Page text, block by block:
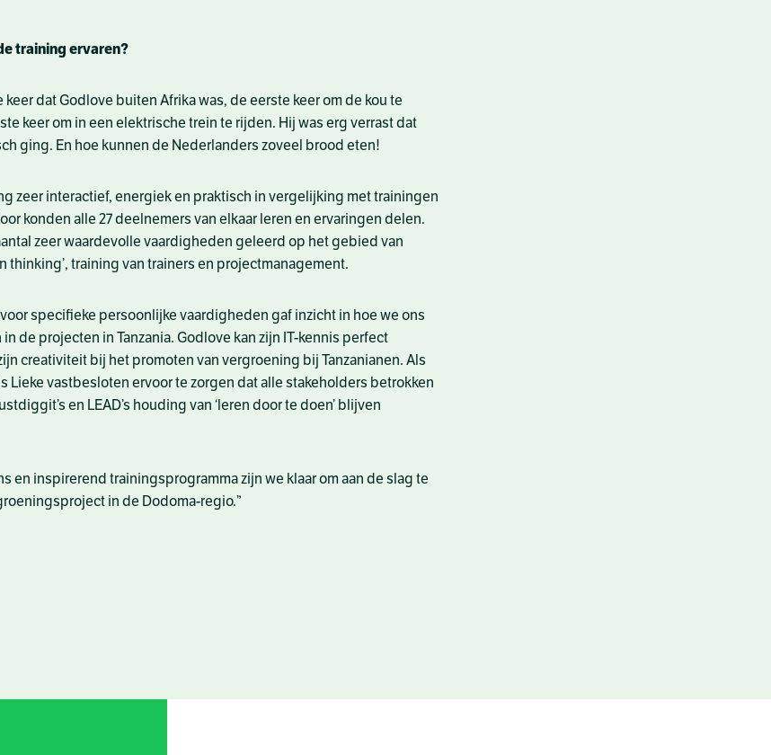
training ervaren?
keer dat Godlove buiten Afrika was, de eerste keer om de kou te
keer om in een elektrische trein te rijden. Hij was erg verrast dat
ging. En hoe kunnen de Nederlanders zoveel brood eten!
zeer interactief, energiek en praktisch in vergelijking met trainingen
konden alle 27 deelnemers van elkaar leren en ervaringen delen.
zeer waardevolle vaardigheden geleerd op het gebied van
thinking’, training van trainers en projectmanagement.
specifieke persoonlijke vaardigheden gaf inzicht in hoe we ons
de projecten in Tanzania. Godlove kan zijn IT-kennis perfect
creativiteit bij het promoten van vergroening bij Tanzanianen. Als
Lieke vastbesloten ervoor te zorgen dat alle stakeholders betrokken
en LEAD’s houding van ‘leren door te doen’ blijven
en inspirerend trainingsprogramma zijn we klaar om aan de slag te
in de Dodoma-regio.”